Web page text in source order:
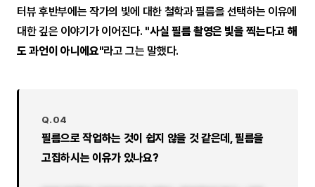
터뷰 후반부에는 작가의 빛에 대한 철학과 필름을 선택하는 이유에
대한 깊은 이야기가 이어진다. "사실 필름 촬영은 빛을 찍는다고 해
도 과언이 아니에요"라고 그는 말했다.
Q.04
필름으로 작업하는 것이 쉽지 않을 것 같은데, 필름을
고집하시는 이유가 있나요?